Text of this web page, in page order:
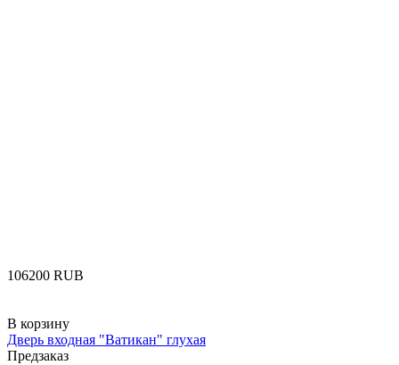
‍106200‍ RUB
В корзину
Дверь входная "Ватикан" глухая
Предзаказ